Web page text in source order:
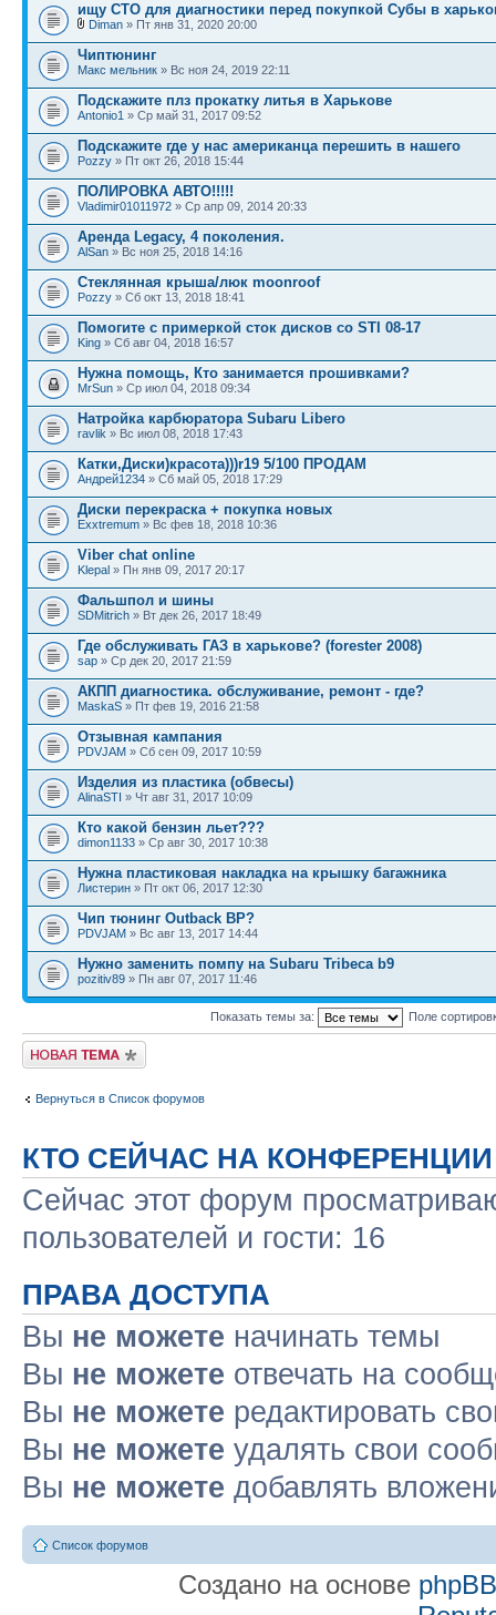
ищу СТО для диагностики перед покупкой Субы в
Diman » Пт янв 31, 2020 20:00
Чиптюнинг
Макс мельник » Вс ноя 24, 2019 22:11
Подскажите плз прокатку литья в Харькове
Antonio1 » Ср май 31, 2017 09:52
Подскажите где у нас американца перешить в нашего
Pozzy » Пт окт 26, 2018 15:44
ПОЛИРОВКА АВТО!!!!!
Vladimir01011972 » Ср апр 09, 2014 20:33
Аренда Legacy, 4 поколения.
AlSan » Вс ноя 25, 2018 14:16
Стеклянная крыша/люк moonroof
Pozzy » Сб окт 13, 2018 18:41
Помогите с примеркой сток дисков со STI 08-17
King » Сб авг 04, 2018 16:57
Нужна помощь, Кто занимается прошивками?
MrSun » Ср июл 04, 2018 09:34
Натройка карбюратора Subaru Libero
ravlik » Вс июл 08, 2018 17:43
Катки,Диски)красота)))r19 5/100 ПРОДАМ
Андрей1234 » Сб май 05, 2018 17:29
Диски перекраска + покупка новых
Exxtremum » Вс фев 18, 2018 10:36
Viber chat online
Klepal » Пн янв 09, 2017 20:17
Фальшпол и шины
SDMitrich » Вт дек 26, 2017 18:49
Где обслуживать ГАЗ в харькове? (forester 2008)
sap » Ср дек 20, 2017 21:59
АКПП диагностика. обслуживание, ремонт - где?
MaskaS » Пт фев 19, 2016 21:58
Отзывная кампания
PDVJAM » Сб сен 09, 2017 10:59
Изделия из пластика (обвесы)
AlinaSTI » Чт авг 31, 2017 10:09
Кто какой бензин льет???
dimon1133 » Ср авг 30, 2017 10:38
Нужна пластиковая накладка на крышку багажника
Листерин » Пт окт 06, 2017 12:30
Чип тюнинг Outback BP?
PDVJAM » Вс авг 13, 2017 14:44
Нужно заменить помпу на Subaru Tribeca b9
pozitiv89 » Пн авг 07, 2017 11:46
Показать темы за: Поле
Новая тема
Вернуться в Список форумов
КТО СЕЙЧАС НА КОНФЕРЕНЦИИ
Сейчас этот форум
пользователей и гости: 16
ПРАВА ДОСТУПА
Вы не можете начинать темы
Вы не можете отвечать на
Вы не можете редактировать
Вы не можете удалять свои
Вы не можете добавлять
Список форумов
Создано на основе phpBB